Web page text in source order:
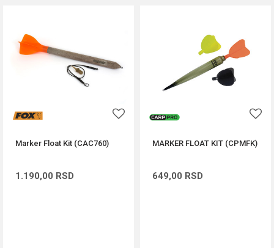
Marker Float Kit (CAC760)
1.190,00 RSD
MARKER FLOAT KIT (CPMFK)
649,00 RSD